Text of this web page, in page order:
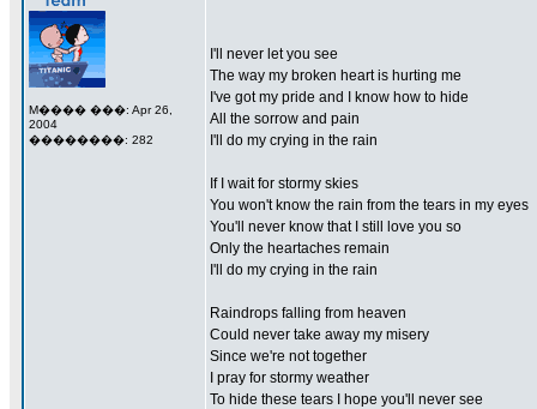
M���� ���: Apr 26,
2004
��������: 282
I'll never let you see
The way my broken heart is hurting me
I've got my pride and I know how to hide
All the sorrow and pain
I'll do my crying in the rain
If I wait for stormy skies
You won't know the rain from the tears in my eyes
You'll never know that I still love you so
Only the heartaches remain
I'll do my crying in the rain
Raindrops falling from heaven
Could never take away my misery
Since we're not together
I pray for stormy weather
To hide these tears I hope you'll never see